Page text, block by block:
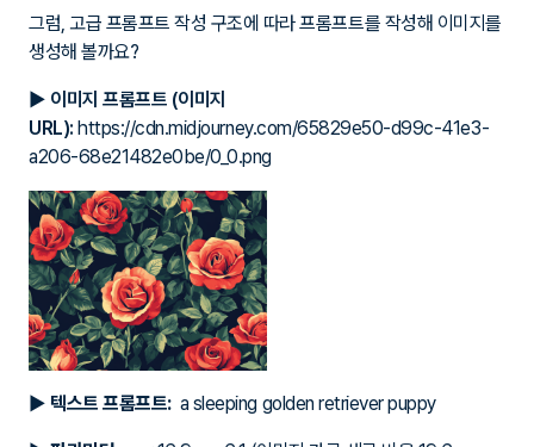
그럼, 고급 프롬프트 작성 구조에 따라 프롬프트를 작성해 이미지를
생성해 볼까요?
▶ 이미지 프롬프트 (이미지
URL): https://cdn.midjourney.com/65829e50-d99c-41e3-
a206-68e21482e0be/0_0.png
▶ 텍스트 프롬프트:a sleeping golden retriever puppy